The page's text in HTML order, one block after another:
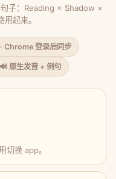
子：Reading × Shadow ×
起来。
Chrome 登录后同步
🔊 原生发音 + 例句
切换 app。